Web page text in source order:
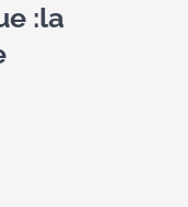
:la